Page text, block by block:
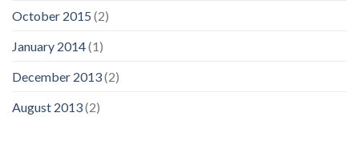
October 2015 (2)
January 2014(1)
December 2013(2)
August 2013(2)